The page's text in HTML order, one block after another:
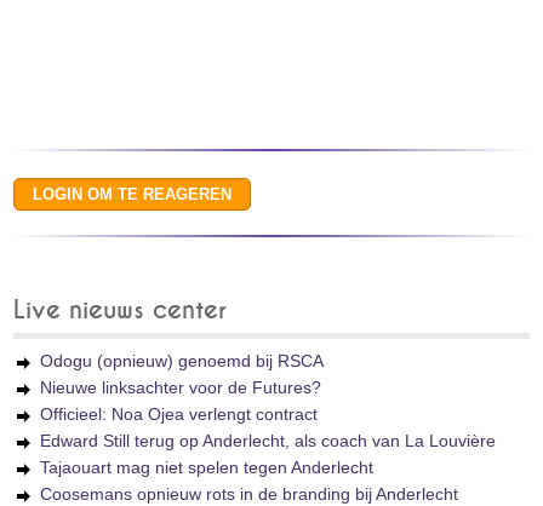
Live nieuws center
Odogu (opnieuw) genoemd bij RSCA
Nieuwe linksachter voor de Futures?
Officieel: Noa Ojea verlengt contract
Edward Still terug op Anderlecht, als coach van La Louvière
Tajaouart mag niet spelen tegen Anderlecht
Coosemans opnieuw rots in de branding bij Anderlecht